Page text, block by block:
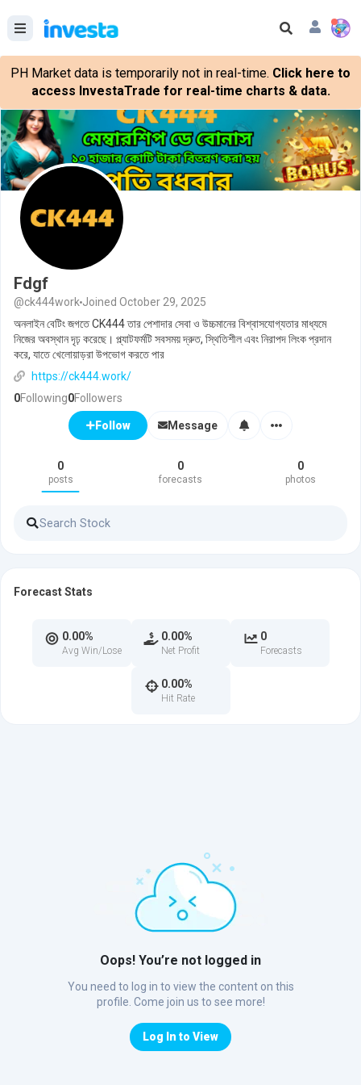
PH Market data is temporarily not in real-time. Click here to
access InvestaTrade for real-time charts & data.
Fdgf
@ck444work Joined October 29, 2025
অনলাইন বেটিং জগতে CK444 তার পেশাদার সেবা ও উচ্চমানের বিশ্বাসযোগ্যতার মাধ্যমে
নিজের অবস্থান দৃঢ় করেছে। প্ল্যাটফর্মটি সবসময় দ্রুত, স্থিতিশীল এবং নিরাপদ লিংক প্রদান
করে, যাতে খেলোয়াড়রা উপভোগ করতে পার
https://ck444.work/
0Following0Followers
Follow Message
0
posts
0
forecasts
0
photos
Oops! You’re not logged in
You need to log in to view the content on this
profile. Come join us to see more!
Log In to View
Forecast Stats
0.00%
Avg Win/Lose
0.00%
Net Profit
0
Forecasts
0.00%
Hit Rate